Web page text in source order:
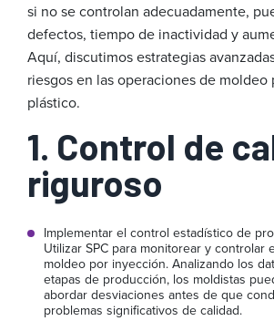
si no se controlan adecuadamente,
defectos, tiempo de inactividad y
Aquí, discutimos estrategias
riesgos en las operaciones de
plástico.
1. Control de
riguroso
Implementar el control estadístico de
Utilizar SPC para monitorear y controlar
moldeo por inyección. Analizando los
etapas de producción, los moldistas
abordar desviaciones antes de que
problemas significativos de calidad.